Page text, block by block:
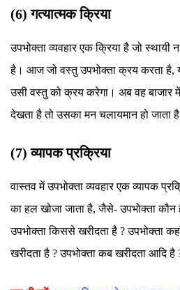
(6) गत्यात्मक क्रिया
उपभोक्ता व्यवहार एक क्रिया है जो स्थायी
है। आज जो वस्तु उपभोक्ता क्रय करता
उसी वस्तु को क्रय करेगा। अब वह बाजार में
देखता है तो उसका मन चलायमान हो जाता
(7) व्यापक प्रक्रिया
वास्तव में उपभोक्ता व्यवहार एक व्यापक
का हल खोजा जाता है, जैसे- उपभोक्ता कौन
उपभोक्ता किससे खरीदता है ? उपभोक्ता
खरीदता है ? उपभोक्ता कब खरीदता आदि है